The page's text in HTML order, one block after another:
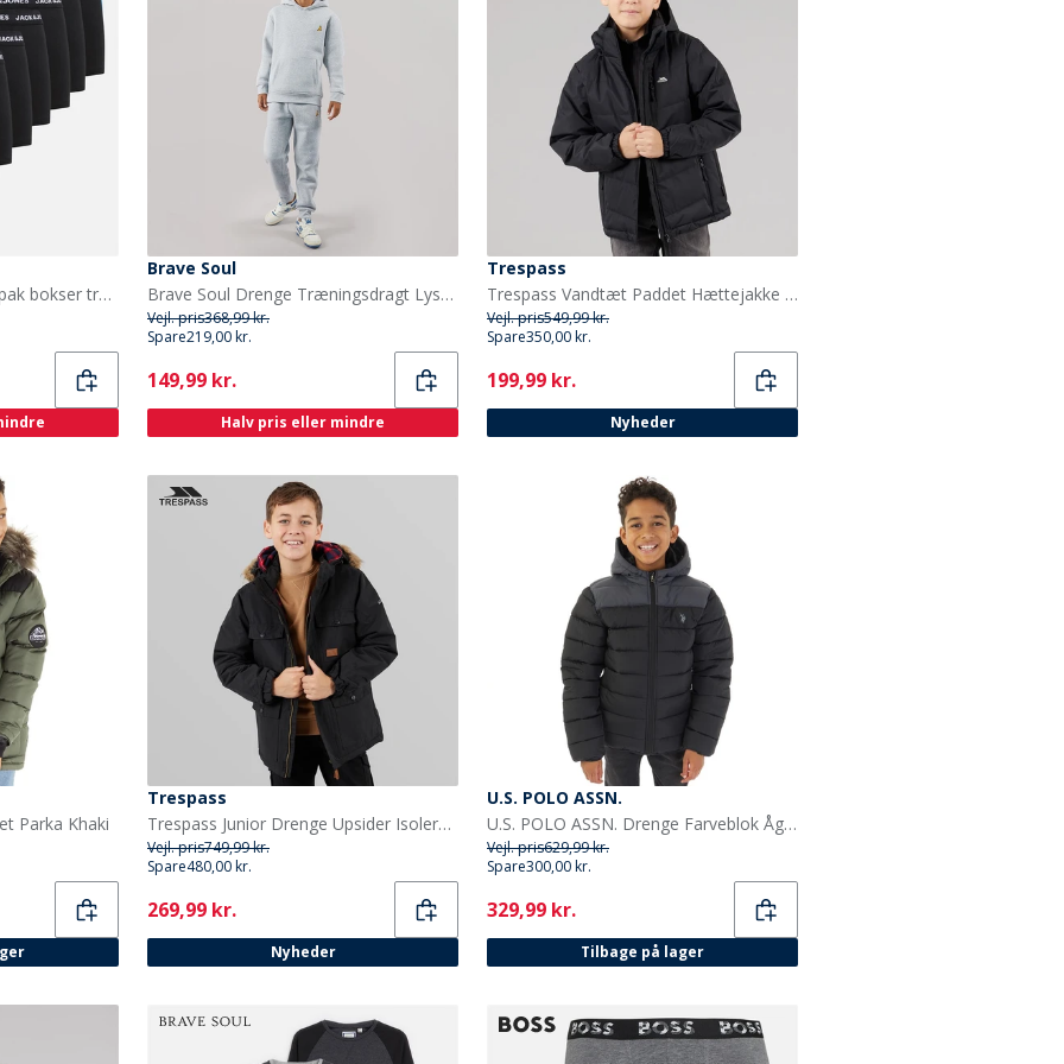
JACK & JONES Drenge ti pak bokser trusser Sort
Brave Soul
Brave Soul Drenge Træningsdragt Lysegrå Melange
Vejl. pris368,99 kr.
Spare219,00 kr.
Current
149,99 kr.
Halv pris eller mindre
Trespass
Trespass Vandtæt Paddet Hættejakke til Drenge Figo Sort
Vejl. pris549,99 kr.
Spare350,00 kr.
Current
199,99 kr.
Nyheder
Parka Khaki
Trespass
Trespass Junior Drenge Upsider Isoleret Vandtæt Parka Sort
Vejl. pris749,99 kr.
Spare480,00 kr.
Current
269,99 kr.
Nyheder
U.S. POLO ASSN.
U.S. POLO ASSN. Drenge Farveblok Åg Pufferjakke Sort
Vejl. pris629,99 kr.
Spare300,00 kr.
Current
329,99 kr.
Tilbage på lager